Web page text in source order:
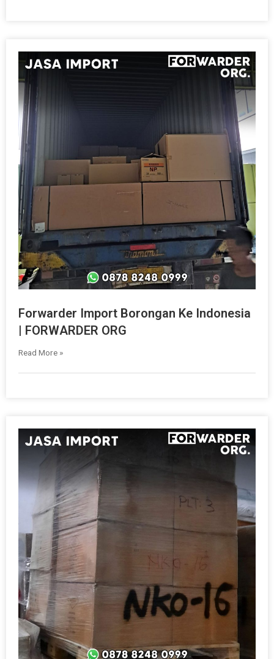
Forwarder Import Borongan Ke Indonesia
| FORWARDER ORG
Read More »